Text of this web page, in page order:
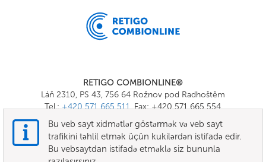
RETIGO COMBIONLINE®
Láň 2310, PS 43, 756 64 Rožnov pod Radhoštěm
Tel.:+420 571 665 511, Fax: +420 571 665 554
E-mail: info@combionline.com
Bu veb sayt xidmətlər göstərmək və veb sayt
trafikini təhlil etmək üçün kukilərdən istifadə edir.
Bu vebsaytdan istifadə etməklə siz bununla